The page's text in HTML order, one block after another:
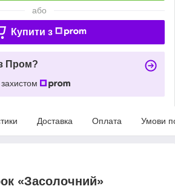
або
Купити з
Пром?
Доставка Оплата Умови
«Засолочний»